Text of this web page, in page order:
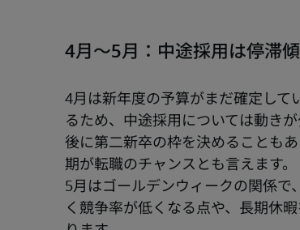
4月～5月：中途採用は停滞
4月は新年度の予算がまだ確定して
るため、中途採用については動き
後に第二新卒の枠を決めることも
期が転職のチャンスとも言えます。
5月はゴールデンウィークの関係で
く競争率が低くなる点や、長期休